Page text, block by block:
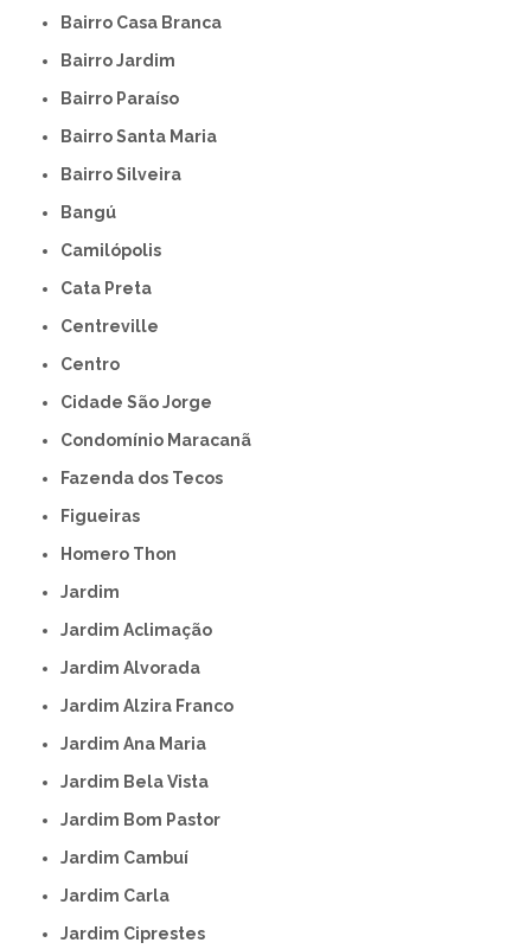
Bairro Casa Branca
Bairro Jardim
Bairro Paraíso
Bairro Santa Maria
Bairro Silveira
Bangú
Camilópolis
Cata Preta
Centreville
Centro
Cidade São Jorge
Condomínio Maracanã
Fazenda dos Tecos
Figueiras
Homero Thon
Jardim
Jardim Aclimação
Jardim Alvorada
Jardim Alzira Franco
Jardim Ana Maria
Jardim Bela Vista
Jardim Bom Pastor
Jardim Cambuí
Jardim Carla
Jardim Ciprestes